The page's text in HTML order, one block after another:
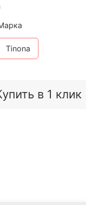
в 1 клик
Tinona